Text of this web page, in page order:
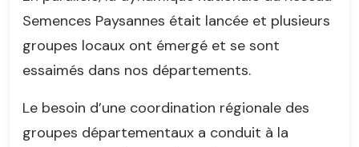
Semences Paysannes était lancée et plusieurs
groupes locaux ont émergé et se sont
essaimés dans nos départements.
Le besoin d’une coordination régionale des
groupes départementaux a conduit à la